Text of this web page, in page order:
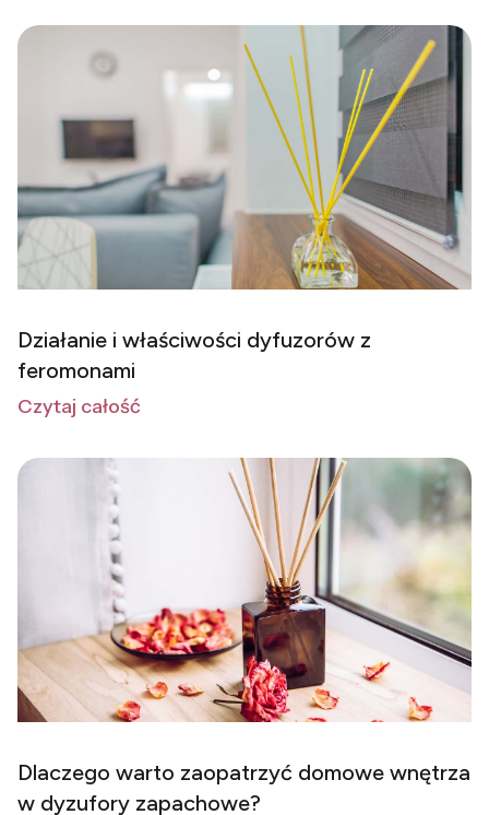
Działanie i właściwości dyfuzorów z
feromonami
Czytaj całość
Dlaczego warto zaopatrzyć domowe wnętrza
w dyzufory zapachowe?